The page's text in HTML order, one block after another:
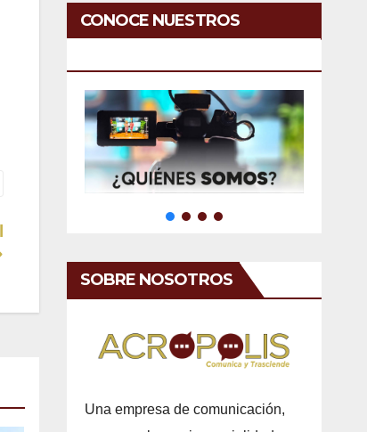
CONOCE NUESTROS
SOBRE NOSOTROS
Una empresa de comunicación,